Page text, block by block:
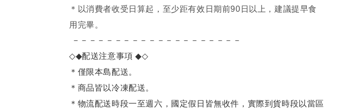
＊ 以消費者收受日算起，至少距有效日期前90日以上，建議提早食
用完畢。
－－－－－－－－－－－－－－－－－－－－
◇◆配送注意事項◆◇
＊僅限本島配送。
＊商品皆以冷凍配送。
＊物流配送時段一至週六，國定假日皆無收件，實際到貨時段以當區